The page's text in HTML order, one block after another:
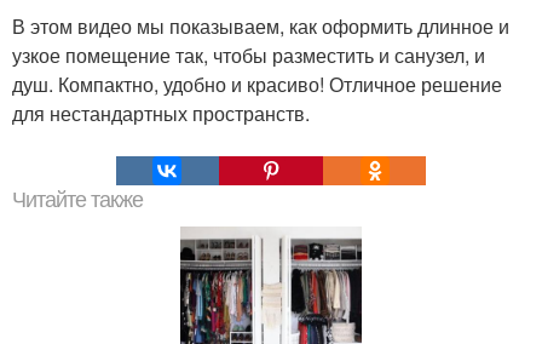
В этом видео мы показываем, как оформить длинное и
узкое помещение так, чтобы разместить и санузел, и
душ. Компактно, удобно и красиво! Отличное решение
для нестандартных пространств.
Читайте также